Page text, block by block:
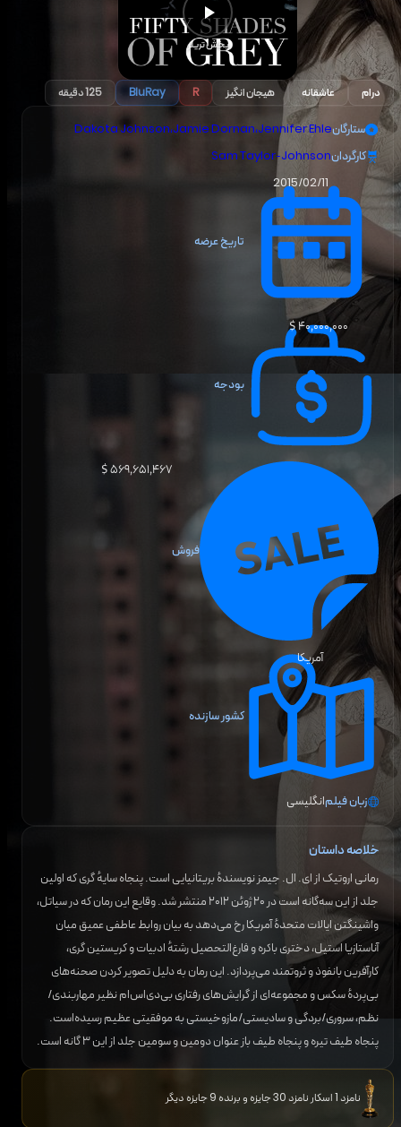
پخش تریلر
درام عاشقانه هیجان انگیز R
BluRay 125 دقیقه
ستارگان Dakota Johnson،Jamie Dornan،Jennifer Ehle
کارگردانSam Taylor-Johnson
تاریخ عرضه
2015/02/11
بودجه
۴۰٬۰۰۰٬۰۰۰ $
فروش
۵۶۹٬۶۵۱٬۴۶۷ $
کشور سازنده
آمریکا
زبان فیلمانگلیسی
خلاصه داستان
رمانی اروتیک از ای. ال. جیمز نویسندهٔ بریتانیایی است. پنجاه سایهٔ گری که اولین
جلد از این سه‌گانه است در ۲۰ ژوئن ۲۰۱۲ منتشر شد. وقایع این رمان که در سیاتل،
واشینگتن ایالات متحدهٔ آمریکا رخ می‌دهد به بیان روابط عاطفی عمیق میان
آناستازیا استیل، دختری باکره و فارغ‌التحصیل رشتهٔ ادبیات و کریستین گری،
کارآفرین بانفوذ و ثروتمند می‌پردازد. این رمان به دلیل تصویر کردن صحنه‌های
بی‌پردهٔ سکس و مجموعه‌ای از گرایش‌های رفتاری بی‌دی‌اس‌ام نظیر مهاربندی/
نظم، سروری/بردگی و سادیستی/مازوخیستی به موفقیتی عظیم رسیده‌است.
پنجاه طیف تیره و پنجاه طیف باز عنوان دومین و سومین جلد از این ۳ گانه است.
نامزد 1 اسکار نامزد 30 جایزه و برنده 9 جایزه دیگر